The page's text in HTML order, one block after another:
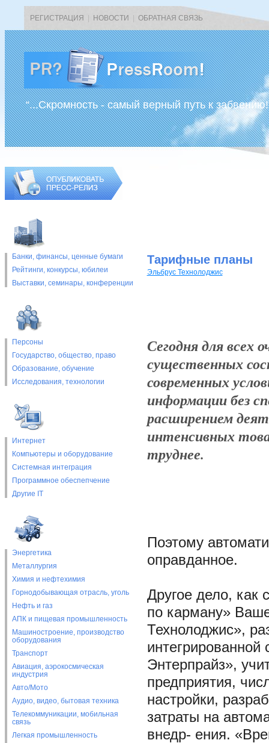
РЕГИСТРАЦИЯ НОВОСТИ ОБРАТНАЯ СВЯЗЬ
“...Скромность - самый верный путь к
Банки, финансы, ценные бумаги
Рейтинги, конкурсы, юбилеи
Выставки, cеминары, конференции
Персоны
Государство, общество, право
Образование, обучение
Исследования, технологии
Интернет
Компьютеры и оборудование
Системная интеграция
Программное обеспепчение
Другие IT
Энергетика
Металлургия
Химия и нефтехимия
Горнодобывающая отрасль, уголь
Нефть и газ
АПК и пищевая промышленность
Машиностроение, производство
оборудования
Транспорт
Авиация, аэрокосмическая
индустрия
Авто/Мото
Аудио, видео, бытовая техника
Телекоммуникации, мобильная
связь
Легкая промышленность
Тарифные планы
Эльбрус Технолоджис
Сегодня для всех
существенных
современных
информации без
расширением
интенсивных
труднее.
Поэтому
оправданное.
Другое дело, как
по карману»
Технолоджис»,
Энтерпрайз»,
предприятия,
настройки,
затраты на
внедр- ения.